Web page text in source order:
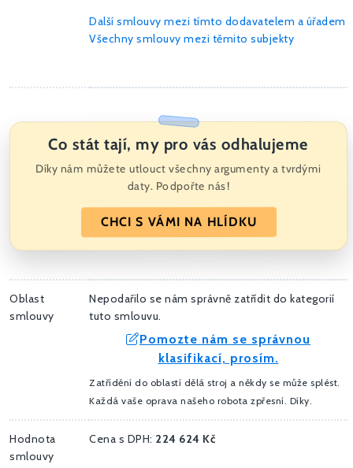
Další smlouvy mezi tímto dodavatelem a úřadem
Všechny smlouvy mezi těmito subjekty
Co stát tají, my pro vás odhalujeme
Díky nám můžete utlouct všechny argumenty a tvrdými
daty. Podpořte nás!
CHCI S VÁMI NA HLÍDKU
Oblast
smlouvy
Nepodařilo se nám správně zatřídit do kategorií
tuto smlouvu.
Pomozte nám se správnou
klasifikací, prosím.
Zatřídění do oblastí dělá stroj a někdy se může splést.
Každá vaše oprava našeho robota zpřesní. Díky.
Hodnota
smlouvy
Cena s DPH: 224 624 Kč